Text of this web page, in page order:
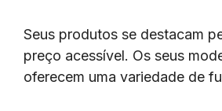
Seus produtos se destacam
preço acessível. Os seus
oferecem uma variedade de